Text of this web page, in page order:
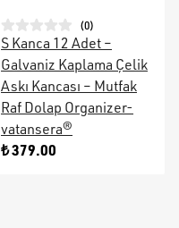
(0)
S Kanca 12 Adet –
Galvaniz Kaplama Çelik
Askı Kancası – Mutfak
Raf Dolap Organizer-
vatansera®
₺ 379.00